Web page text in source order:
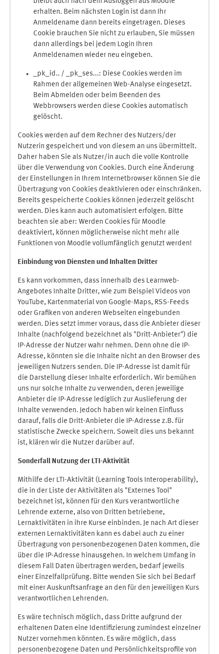
erhalten. Beim nächsten Login ist dann Ihr
Anmeldename dann bereits eingetragen. Dieses
Cookie brauchen Sie nicht zu erlauben, Sie müssen
dann allerdings bei jedem Login Ihren
Anmeldenamen wieder neu eingeben.
_pk_id.. / _pk_ses...: Diese Cookies werden im
Rahmen der allgemeinen Web-Analyse eingesetzt.
Beim Abmelden oder beim Beenden des
Webbrowsers werden diese Cookies automatisch
gelöscht.
Cookies werden auf dem Rechner des Nutzers/der
Nutzerin gespeichert und von diesem an uns übermittelt.
Daher haben Sie als Nutzer/in auch die volle Kontrolle
über die Verwendung von Cookies. Durch eine Änderung
der Einstellungen in Ihrem Internetbrowser können Sie die
Übertragung von Cookies deaktivieren oder einschränken.
Bereits gespeicherte Cookies können jederzeit gelöscht
werden. Dies kann auch automatisiert erfolgen. Bitte
beachten sie aber: Werden Cookies für Moodle
deaktiviert, können möglicherweise nicht mehr alle
Funktionen von Moodle vollumfänglich genutzt werden!
Einbindung von Diensten und Inhalten Dritter
Es kann vorkommen, dass innerhalb des Learnweb-
Angebotes Inhalte Dritter, wie zum Beispiel Videos von
YouTube, Kartenmaterial von Google-Maps, RSS-Feeds
oder Grafiken von anderen Webseiten eingebunden
werden. Dies setzt immer voraus, dass die Anbieter dieser
Inhalte (nachfolgend bezeichnet als "Dritt-Anbieter") die
IP-Adresse der Nutzer wahr nehmen. Denn ohne die IP-
Adresse, könnten sie die Inhalte nicht an den Browser des
jeweiligen Nutzers senden. Die IP-Adresse ist damit für
die Darstellung dieser Inhalte erforderlich. Wir bemühen
uns nur solche Inhalte zu verwenden, deren jeweilige
Anbieter die IP-Adresse lediglich zur Auslieferung der
Inhalte verwenden. Jedoch haben wir keinen Einfluss
darauf, falls die Dritt-Anbieter die IP-Adresse z.B. für
statistische Zwecke speichern. Soweit dies uns bekannt
ist, klären wir die Nutzer darüber auf.
Sonderfall Nutzung der LTI-Aktivität
Mithilfe der LTI-Aktivität (Learning Tools Interoperability),
die in der Liste der Aktivitäten als "Externes Tool"
bezeichnet ist, können für den Kurs verantwortliche
Lehrende externe, also von Dritten betriebene,
Lernaktivitäten in ihre Kurse einbinden. Je nach Art dieser
externen Lernaktivitäten kann es dabei auch zu einer
Übertragung von personenbezogenen Daten kommen, die
über die IP-Adresse hinausgehen. In welchem Umfang in
diesem Fall Daten übertragen werden, bedarf jeweils
einer Einzelfallprüfung. Bitte wenden Sie sich bei Bedarf
mit einer Auskunftsanfrage an den für den jeweiligen Kurs
verantwortlichen Lehrenden.
Es wäre technisch möglich, dass Dritte aufgrund der
erhaltenen Daten eine Identifizierung zumindest einzelner
Nutzer vornehmen könnten. Es wäre möglich, dass
personenbezogene Daten und Persönlichkeitsprofile von